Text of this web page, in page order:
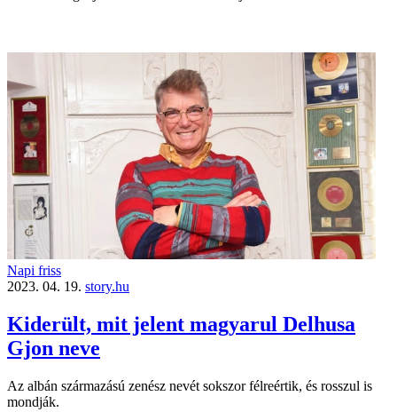
Napi friss
2023. 04. 19. story.hu
Kiderült, mit jelent magyarul Delhusa
Gjon neve
Az albán származású zenész nevét sokszor félreértik, és rosszul is
mondják.